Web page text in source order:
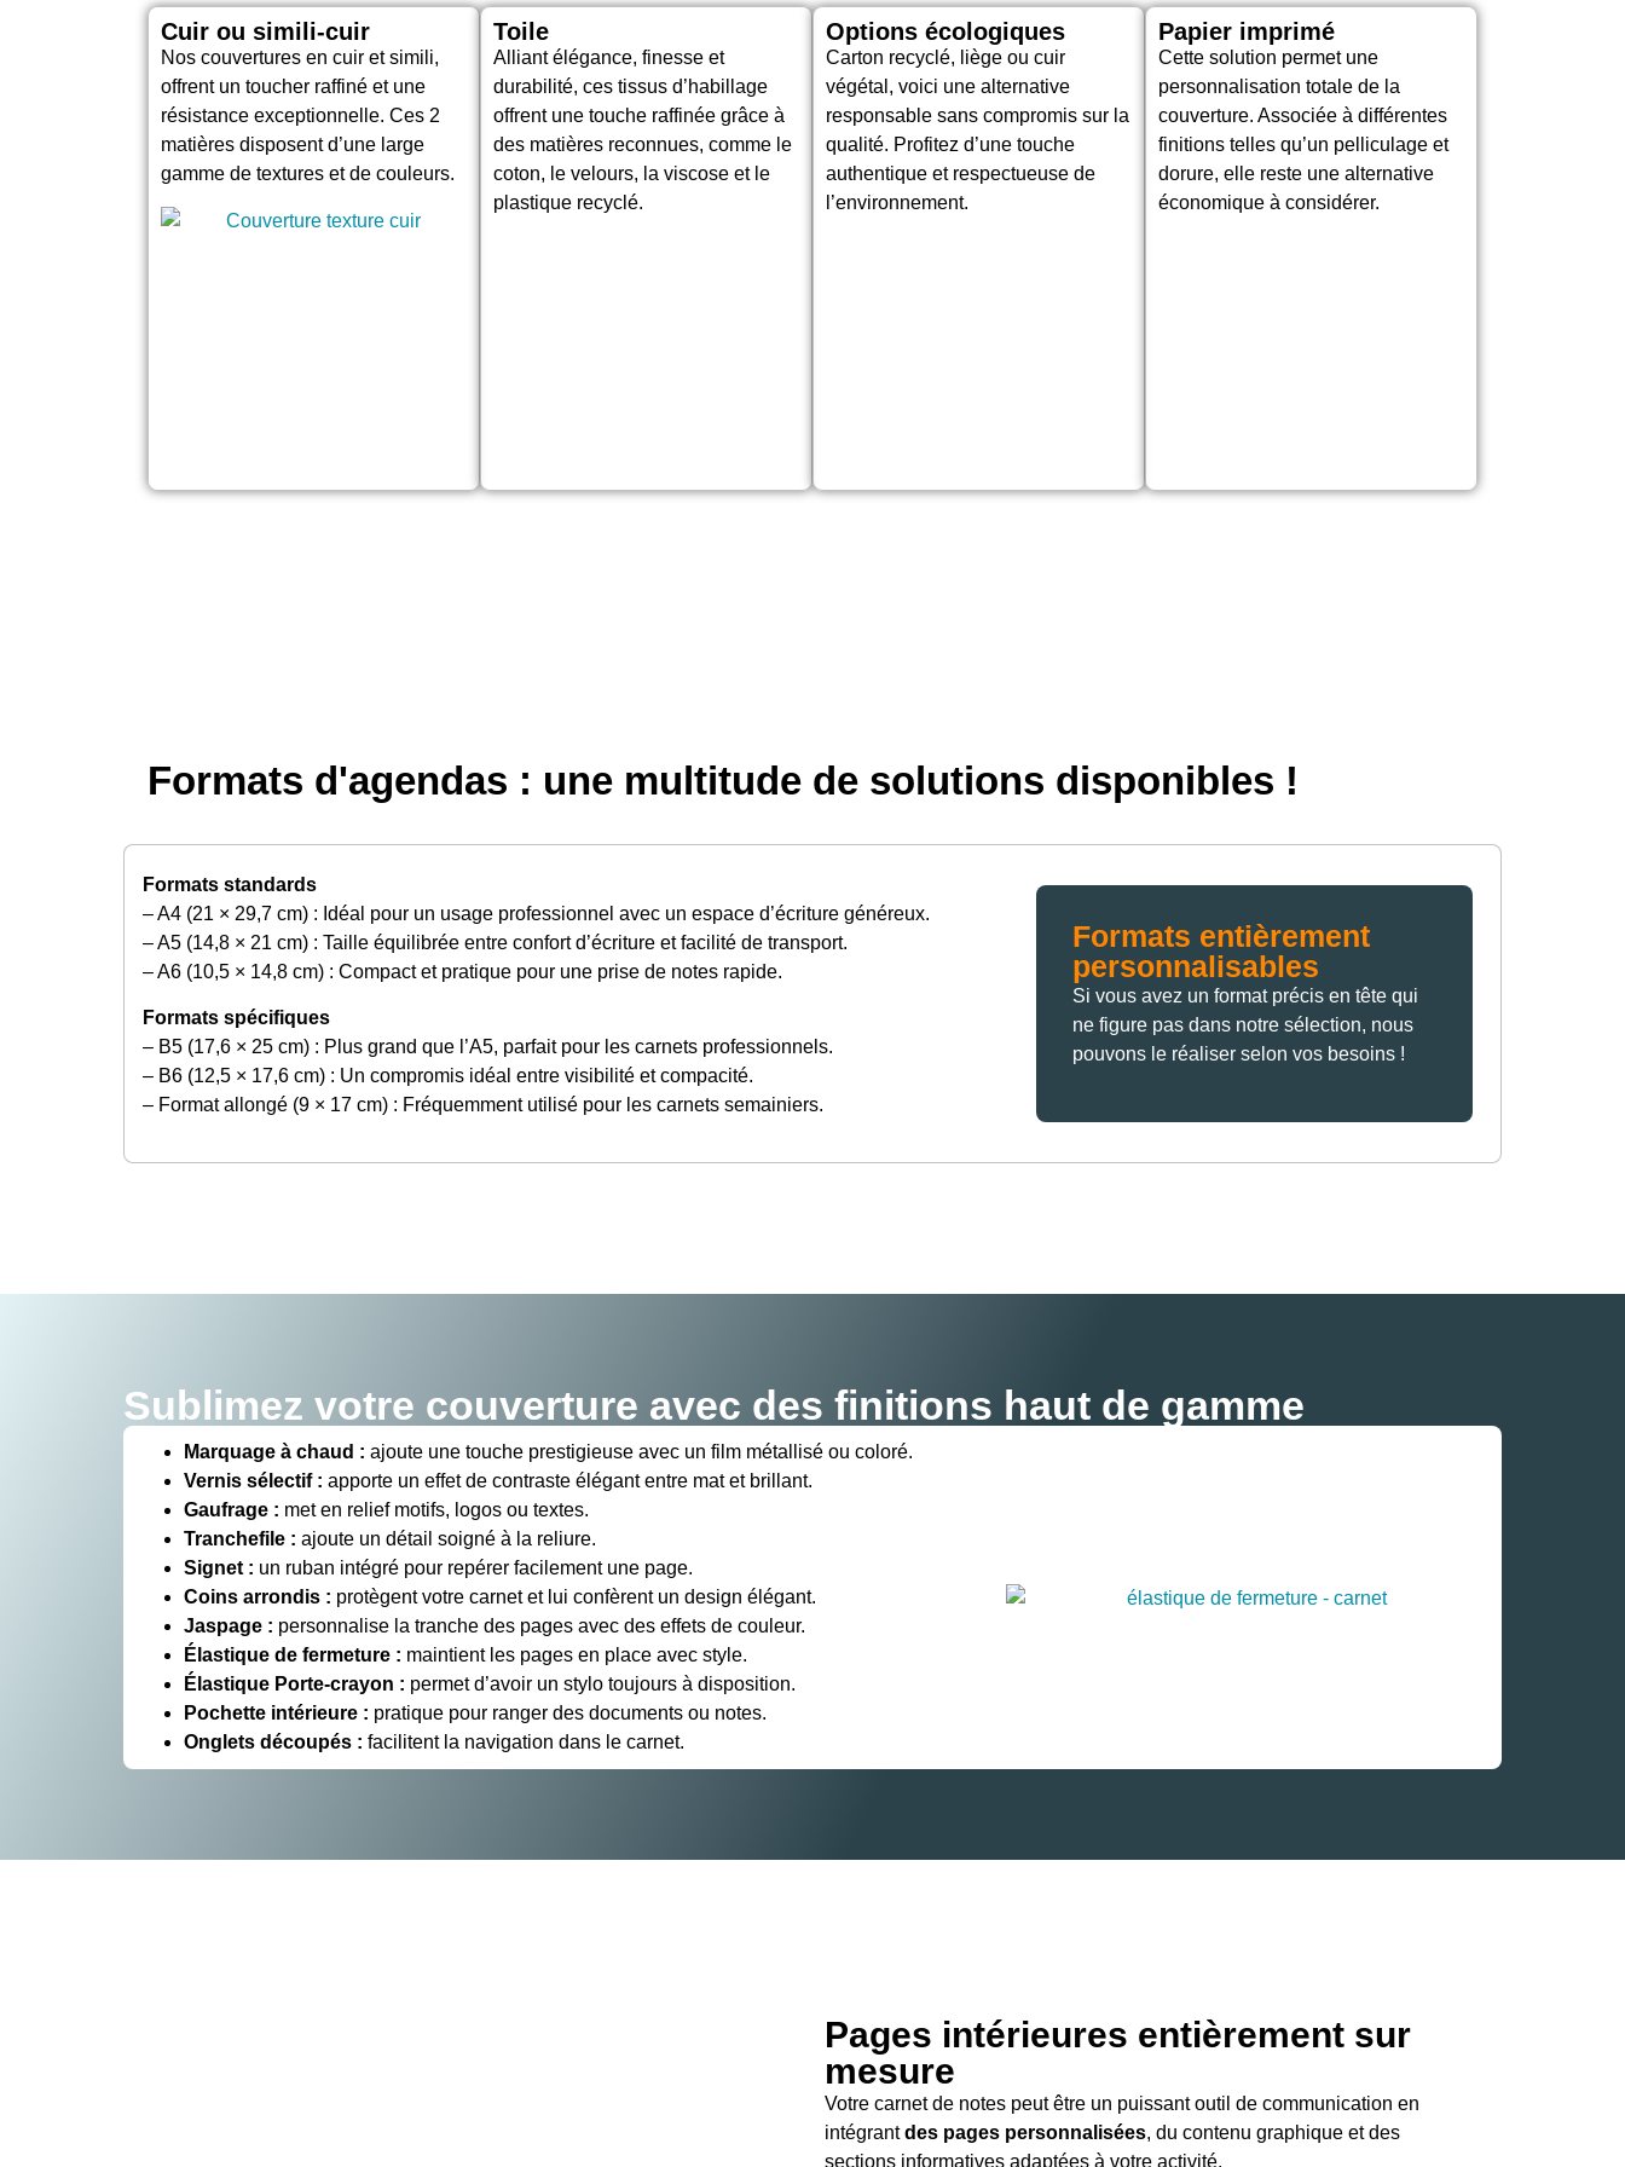
Cuir ou simili-cuir
Nos couvertures en cuir et simili,
offrent un toucher raffiné et une
résistance exceptionnelle. Ces 2
matières disposent d’une large
gamme de textures et de couleurs.
Toile
Alliant élégance, finesse et
durabilité, ces tissus d’habillage
offrent une touche raffinée grâce à
des matières reconnues, comme le
coton, le velours, la viscose et le
plastique recyclé.
Options écologiques
Carton recyclé, liège ou cuir
végétal, voici une alternative
responsable sans compromis sur la
qualité. Profitez d’une touche
authentique et respectueuse de
l’environnement.
Papier imprimé
Cette solution permet une
personnalisation totale de la
couverture. Associée à différentes
finitions telles qu’un pelliculage et
dorure, elle reste une alternative
économique à considérer.
Formats d'agendas : une multitude de solutions disponibles !
Formats standards
– A4 (21 × 29,7 cm) : Idéal pour un usage professionnel avec un espace d’écriture généreux.
– A5 (14,8 × 21 cm) : Taille équilibrée entre confort d’écriture et facilité de transport.
– A6 (10,5 × 14,8 cm) : Compact et pratique pour une prise de notes rapide.
Formats spécifiques
– B5 (17,6 × 25 cm) : Plus grand que l’A5, parfait pour les carnets professionnels.
– B6 (12,5 × 17,6 cm) : Un compromis idéal entre visibilité et compacité.
– Format allongé (9 × 17 cm) : Fréquemment utilisé pour les carnets semainiers.
Formats entièrement
personnalisables
Si vous avez un format précis en tête qui
ne figure pas dans notre sélection, nous
pouvons le réaliser selon vos besoins !
Sublimez votre couverture avec des finitions haut de gamme
Marquage à chaud : ajoute une touche prestigieuse avec un film métallisé ou coloré.
Vernis sélectif : apporte un effet de contraste élégant entre mat et brillant.
Gaufrage : met en relief motifs, logos ou textes.
Tranchefile : ajoute un détail soigné à la reliure.
Signet : un ruban intégré pour repérer facilement une page.
Coins arrondis : protègent votre carnet et lui confèrent un design élégant.
Jaspage : personnalise la tranche des pages avec des effets de couleur.
Élastique de fermeture : maintient les pages en place avec style.
Élastique Porte-crayon : permet d’avoir un stylo toujours à disposition.
Pochette intérieure : pratique pour ranger des documents ou notes.
Onglets découpés : facilitent la navigation dans le carnet.
Pages intérieures entièrement sur
mesure
Votre carnet de notes peut être un puissant outil de communication en
intégrantdes pages personnalisées, du contenu graphique et des
sections informatives adaptées à votre activité.